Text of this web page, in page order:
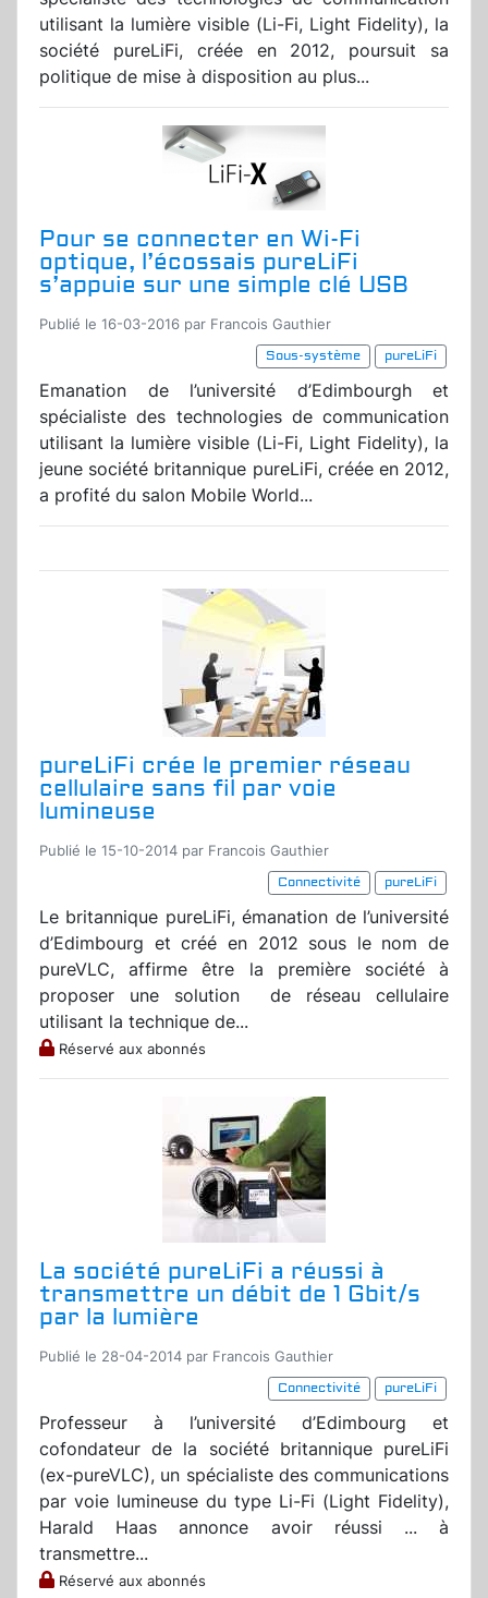
utilisant la lumière visible (Li-Fi, Light Fidelity), la
société pureLiFi, créée en 2012, poursuit sa
politique de mise à disposition au plus...
Pour se connecter en Wi-Fi
optique, l’écossais pureLiFi
s’appuie sur une simple clé USB
Publié le 16-03-2016 par Francois Gauthier
Sous-système
pureLiFi
Emanation de l’université d’Edimbourgh et
spécialiste des technologies de communication
utilisant la lumière visible (Li-Fi, Light Fidelity), la
jeune société britannique pureLiFi, créée en 2012,
a profité du salon Mobile World...
pureLiFi crée le premier réseau
cellulaire sans fil par voie
lumineuse
Publié le 15-10-2014 par Francois Gauthier
Connectivité
pureLiFi
Le britannique pureLiFi, émanation de l’université
d’Edimbourg et créé en 2012 sous le nom de
pureVLC, affirme être la première société à
proposer une solution de réseau cellulaire
utilisant la technique de...
Réservé aux abonnés
La société pureLiFi a réussi à
transmettre un débit de 1 Gbit/s
par la lumière
Publié le 28-04-2014 par Francois Gauthier
Connectivité
pureLiFi
Professeur à l’université d’Edimbourg et
cofondateur de la société britannique pureLiFi
(ex-pureVLC), un spécialiste des communications
par voie lumineuse du type Li-Fi (Light Fidelity),
Harald Haas annonce avoir réussi ... à
transmettre...
Réservé aux abonnés